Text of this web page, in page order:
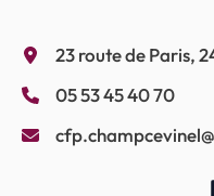
23 route de Paris,
05 53 45 40 70